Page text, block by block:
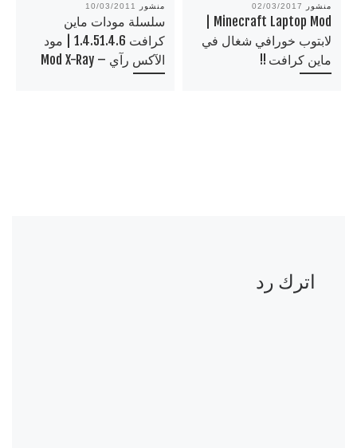
منشور 10/03/2011
سلسلة مودات ماين
كرافت 1.4.51.4.6 | مود
الآكس رآي – Mod X-Ray
منشور 02/03/2017
لابتوب خورافي شغال في
ماين كرافت !!
اترك رد